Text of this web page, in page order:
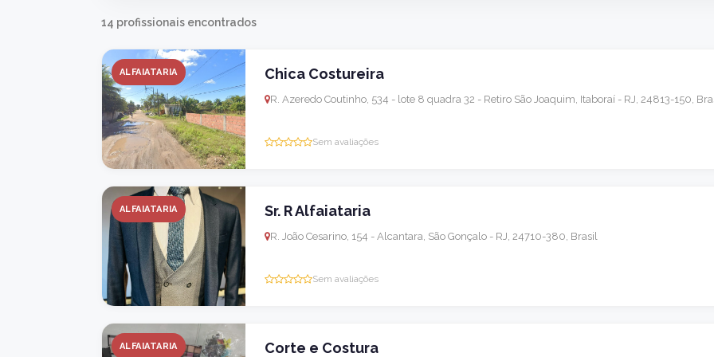
14 profissionais encontrados
ALFAIATARIA Chica Costureira
R. Azeredo Coutinho, 534 - lote 8 quadra 32 - Retiro São Joaquim, Itaboraí - RJ, 24813-150,
Sem avaliações
ALFAIATARIA Sr. R Alfaiataria
R. João Cesarino, 154 - Alcantara, São Gonçalo - RJ, 24710-380, Brasil
Sem avaliações
ALFAIATARIA Corte e Costura